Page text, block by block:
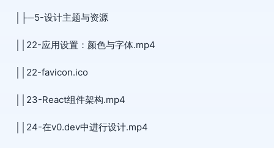
│├─5-设计主题与资源
││22-应用设置：颜色与字体.mp4
││22-favicon.ico
││23-React组件架构.mp4
││24-在v0.dev中进行设计.mp4